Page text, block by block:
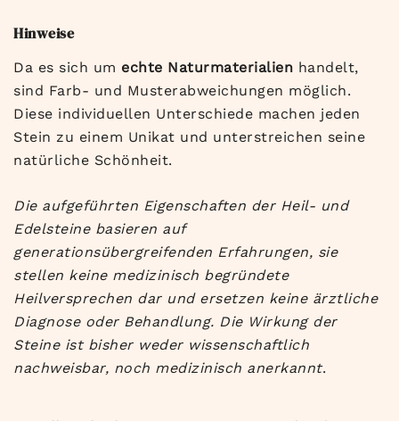
Hinweise
Da es sich um echte Naturmaterialien handelt,
sind Farb- und Musterabweichungen möglich.
Diese individuellen Unterschiede machen jeden
Stein zu einem Unikat und unterstreichen seine
natürliche Schönheit.
Die aufgeführten Eigenschaften der Heil- und
Edelsteine basieren auf
generationsübergreifenden Erfahrungen, sie
stellen keine medizinisch begründete
Heilversprechen dar und ersetzen keine ärztliche
Diagnose oder Behandlung. Die Wirkung der
Steine ist bisher weder wissenschaftlich
nachweisbar, noch medizinisch anerkannt.